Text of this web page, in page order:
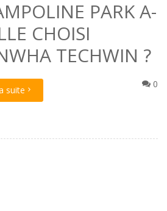
PARK A-
CHOISI
TECHWIN ?
0
suite